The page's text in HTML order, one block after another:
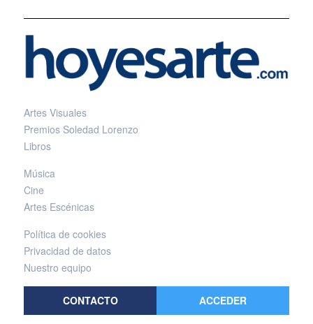
Artes Visuales
Premios Soledad Lorenzo
Libros
Música
Cine
Artes Escénicas
Política de cookies
Privacidad de datos
Nuestro equipo
CONTACTO ACCEDER